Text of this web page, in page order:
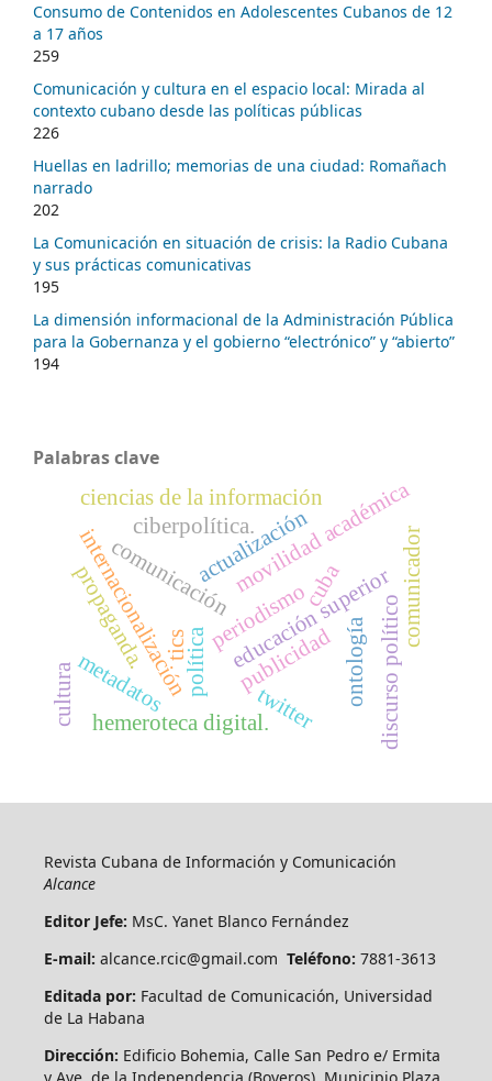
Consumo de Contenidos en Adolescentes Cubanos de 12
a 17 años
259
Comunicación y cultura en el espacio local: Mirada al
contexto cubano desde las políticas públicas
226
Huellas en ladrillo; memorias de una ciudad: Romañach
narrado
202
La Comunicación en situación de crisis: la Radio Cubana
y sus prácticas comunicativas
195
La dimensión informacional de la Administración Pública
para la Gobernanza y el gobierno “electrónico” y “abierto”
194
Palabras clave
cuba
periodismo
actualización
política
comunicación
internacionalización
ciencias de la informaciónmovilidad académica
educación superiorcomunicador
publicidad
propaganda. ontología
metadatos
hemeroteca digital.
cultura discurso político
twitter
ciberpolítica.
tics
Revista Cubana de Información y Comunicación
Alcance
Editor Jefe: MsC. Yanet Blanco Fernández
E-mail: alcance.rcic@gmail.com Teléfono: 7881-3613
Editada por: Facultad de Comunicación, Universidad
de La Habana
Dirección: Edificio Bohemia, Calle San Pedro e/ Ermita
y Ave. de la Independencia (Boyeros), Municipio Plaza